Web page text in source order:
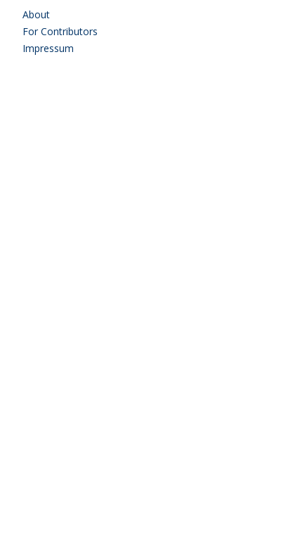
About
For Contributors
Impressum